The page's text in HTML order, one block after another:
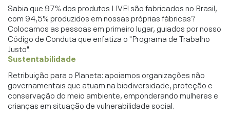
Sabia que 97% dos produtos LIVE! são fabricados no Brasil,
com 94,5% produzidos em nossas próprias fábricas?
Colocamos as pessoas em primeiro lugar, guiados por nosso
Código de Conduta que enfatiza o "Programa de Trabalho
Justo".
Sustentabilidade
Retribuição para o Planeta: apoiamos organizações não
governamentais que atuam na biodiversidade, proteção e
conservação do meio ambiente, emponderando mulheres e
crianças em situação de vulnerabilidade social.